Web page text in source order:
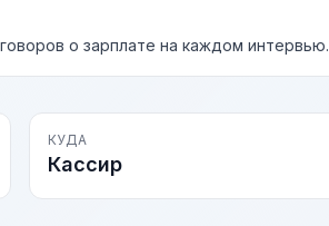
о зарплате на каждом интервью.
КУДА
Кассир